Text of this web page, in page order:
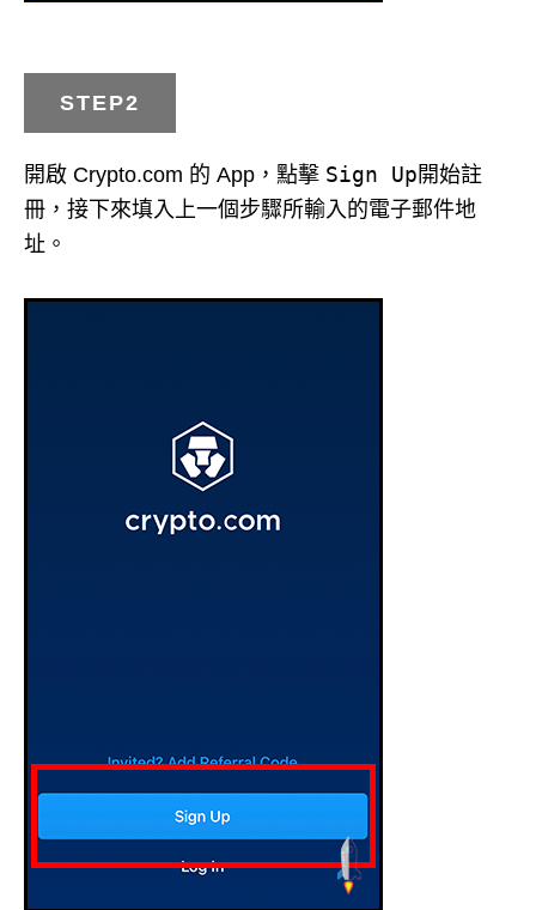
STEP2
開啟 Crypto.com 的 App，點擊 Sign Up 開始註
冊，接下來填入上一個步驟所輸入的電子郵件地
址。